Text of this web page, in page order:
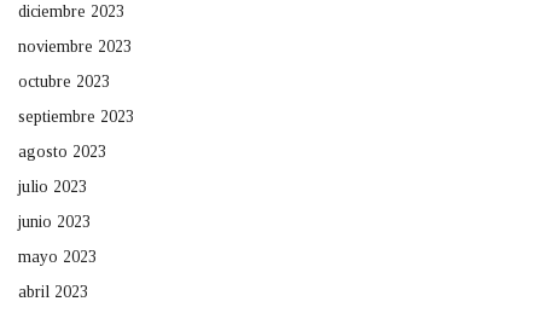
diciembre 2023
noviembre 2023
octubre 2023
septiembre 2023
agosto 2023
julio 2023
junio 2023
mayo 2023
abril 2023